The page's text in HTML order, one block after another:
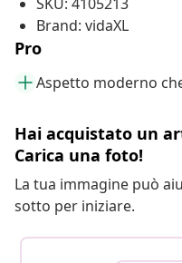
Brand: vidaXL
Pro
Aspetto moderno
Hai acquistato un
Carica una foto!
La tua immagine può
sotto per iniziare.